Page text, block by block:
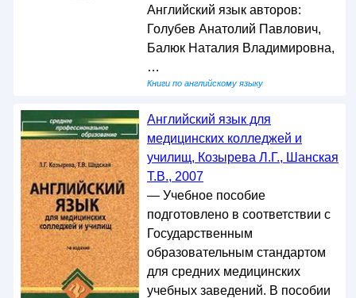
Английский язык авторов:
Голубев Анатолий Павлович,
Балюк Наталия Владимировна,
…
Книги по английскому языку
Английский язык для
медицинских колледжей и
училищ, Козырева Л.Г., Шанская
Т.В., 2007
— Учебное пособие
подготовлено в соответствии с
Государственным
образовательным стандартом
для средних медицинских
учебных заведений. В пособии